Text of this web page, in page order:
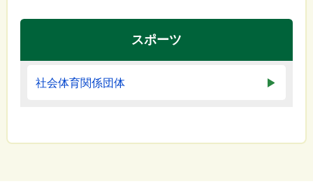
スポーツ
社会体育関係団体